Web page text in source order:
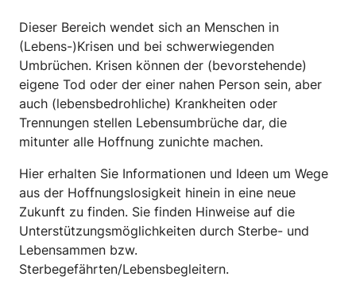
Dieser Bereich wendet sich an Menschen in
(Lebens-)Krisen und bei schwerwiegenden
Umbrüchen. Krisen können der (bevorstehende)
eigene Tod oder der einer nahen Person sein, aber
auch (lebensbedrohliche) Krankheiten oder
Trennungen stellen Lebensumbrüche dar, die
mitunter alle Hoffnung zunichte machen.
Hier erhalten Sie Informationen und Ideen um Wege
aus der Hoffnungslosigkeit hinein in eine neue
Zukunft zu finden. Sie finden Hinweise auf die
Unterstützungsmöglichkeiten durch Sterbe- und
Lebensammen bzw.
Sterbegefährten/Lebensbegleitern.